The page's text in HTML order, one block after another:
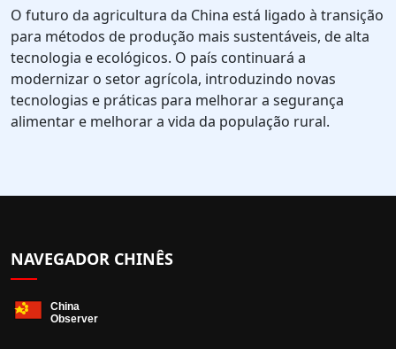
O futuro da agricultura da China está ligado à transição
para métodos de produção mais sustentáveis, de alta
tecnologia e ecológicos. O país continuará a
modernizar o setor agrícola, introduzindo novas
tecnologias e práticas para melhorar a segurança
alimentar e melhorar a vida da população rural.
NAVEGADOR CHINÊS